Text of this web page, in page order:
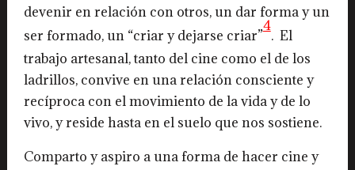
devenir en relación con otros, un dar forma y un
ser formado, un “criar y dejarse criar”
4
. El
trabajo artesanal, tanto del cine como el de los
ladrillos, convive en una relación consciente y
recíproca con el movimiento de la vida y de lo
vivo, y reside hasta en el suelo que nos sostiene.
Comparto y aspiro a una forma de hacer cine y